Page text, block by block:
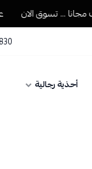
تسوق الان عرض
أحذية رجالية